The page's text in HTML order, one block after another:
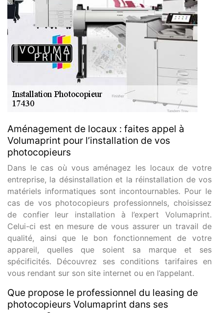
Aménagement de locaux : faites appel à
Volumaprint pour l’installation de vos
photocopieurs
Dans le cas où vous aménagez les locaux de votre
entreprise, la désinstallation et la réinstallation de vos
matériels informatiques sont incontournables. Pour le
cas de vos photocopieurs professionnels, choisissez
de confier leur installation à l’expert Volumaprint.
Celui-ci est en mesure de vous assurer un travail de
qualité, ainsi que le bon fonctionnement de votre
appareil, quelles que soient sa marque et ses
spécificités. Découvrez ses conditions tarifaires en
vous rendant sur son site internet ou en l’appelant.
Que propose le professionnel du leasing de
photocopieurs Volumaprint dans ses